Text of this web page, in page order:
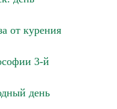
от курения
3-й
день